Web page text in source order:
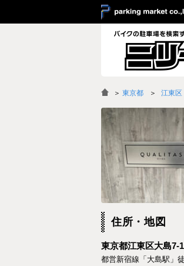
＞ 東京都 江東区
住所・地図
東京都江東区大島7-
都営新宿線「大島駅」